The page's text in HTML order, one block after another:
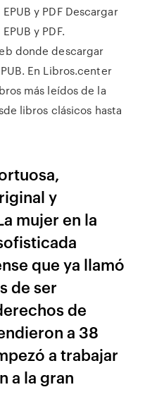
y PDF Descargar
y PDF.
donde descargar
En Libros.center
más leídos de la
libros clásicos hasta
y
mujer en la
que ya llamó
de ser
de
a 38
a trabajar
a la gran